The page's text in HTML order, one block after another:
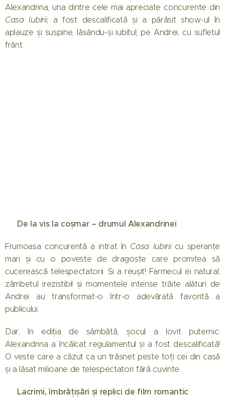
Alexandrina, una dintre cele mai apreciate concurente din
Casa Iubirii, a fost descalificată și a părăsit show-ul în
aplauze și suspine, lăsându-și iubitul, pe Andrei, cu sufletul
frânt.
🔥 De la vis la coșmar – drumul Alexandrinei
Frumoasa concurentă a intrat în Casa Iubiriicu speranțe
mari și cu o poveste de dragoste care promitea să
cucerească telespectatorii. Și a reușit! Farmecul ei natural,
zâmbetul irezistibil și momentele intense trăite alături de
Andrei au transformat-o într-o adevărată favorită a
publicului.
Dar, în ediția de sâmbătă, șocul a lovit puternic:
Alexandrina a încălcat regulamentul și a fost descalificată!
O veste care a căzut ca un trăsnet peste toți cei din casă
și a lăsat milioane de telespectatori fără cuvinte.
😭 Lacrimi, îmbrățișări și replici de film romantic